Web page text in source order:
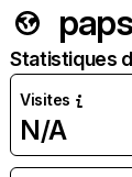
Statistiques
Visites
N/A